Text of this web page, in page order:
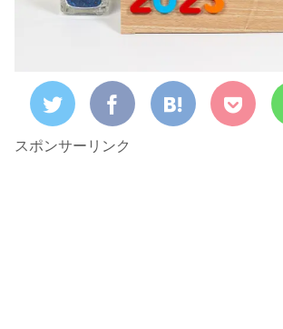
スポンサーリンク